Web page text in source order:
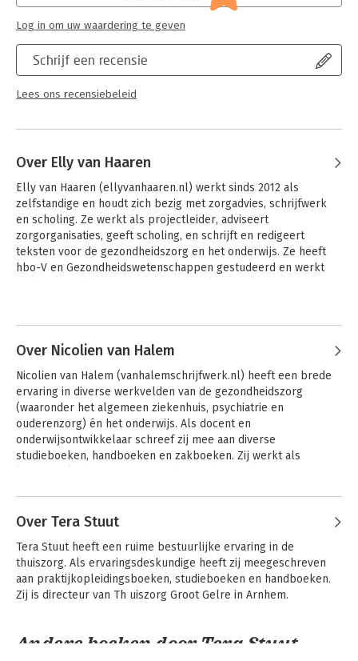
dagelijkse praktijk en voor opleiding en nascholing.
'Om veilig te kunnen werken met medicatie is voldoende
kennis cruciaal. De basis hiervoor leg je tijdens de opleiding.
Maar ook daarna is het bijhouden van kennis van groot belang
Hoofdinspecteur verpleging en langdurige zorg
Schrijf een recensie
Lees ons recensiebeleid
Log in om uw waardering te geven
Over Elly van Haaren
Elly van Haaren (ellyvanhaaren.nl) werkt sinds 2012 als
zelfstandige en houdt zich bezig met zorgadvies, schrijfwerk
en scholing. Ze werkt als projectleider, adviseert
zorgorganisaties, geeft scholing, en schrijft en redigeert
teksten voor de gezondheidszorg en het onderwijs. Ze heeft
hbo-V en Gezondheidswetenschappen gestudeerd en werkt
Vilans, kenniscentrum in de langdurige zorg.
en
verpleegkundige
classificaties
de zorg
Over Nicolien van Halem
Nicolien van Halem (vanhalemschrijfwerk.nl) heeft een brede
ervaring in diverse werkvelden van de gezondheidszorg
(waaronder het algemeen ziekenhuis, psychiatrie en
ouderenzorg) én het onderwijs. Als docent en
onderwijsontwikkelaar schreef zij mee aan diverse
studieboeken, handboeken en zakboeken. Zij werkt als
Over Tera Stuut
Tera Stuut heeft een ruime bestuurlijke ervaring in de
thuiszorg. Als ervaringsdeskundige heeft zij meegeschreven
aan praktijkopleidingsboeken, studieboeken en handboeken.
Zij is directeur van Th uiszorg Groot Gelre in Arnhem.
Andere boeken door Tera Stuut